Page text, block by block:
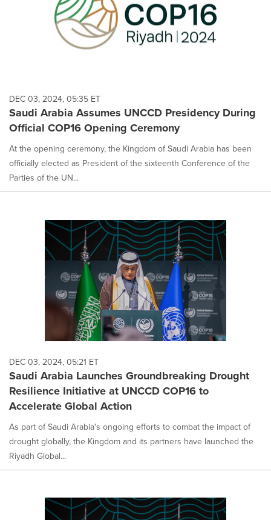
DEC 03, 2024, 05:35 ET
Saudi Arabia Assumes UNCCD Presidency During
Official COP16 Opening Ceremony
At the opening ceremony, the Kingdom of Saudi Arabia has been
officially elected as President of the sixteenth Conference of the
Parties of the UN...
DEC 03, 2024, 05:21 ET
Saudi Arabia Launches Groundbreaking Drought
Resilience Initiative at UNCCD COP16 to
Accelerate Global Action
As part of Saudi Arabia's ongoing efforts to combat the impact of
drought globally, the Kingdom and its partners have launched the
Riyadh Global...